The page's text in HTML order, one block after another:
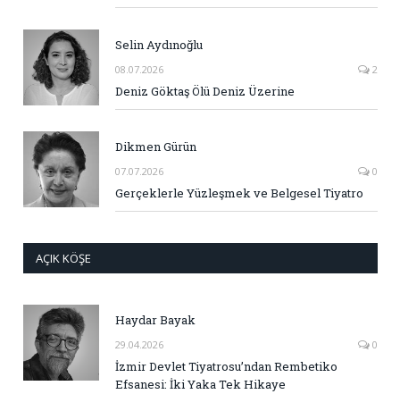
Selin Aydınoğlu
08.07.2026 2
Deniz Göktaş Ölü Deniz Üzerine
Dikmen Gürün
07.07.2026 0
Gerçeklerle Yüzleşmek ve Belgesel Tiyatro
AÇIK KÖŞE
Haydar Bayak
29.04.2026 0
İzmir Devlet Tiyatrosu’ndan Rembetiko
Efsanesi: İki Yaka Tek Hikaye